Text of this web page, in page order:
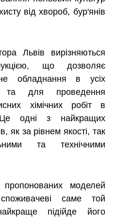
від хвороб, бур'янів
Львів вирізняються
що дозволяє
обладнання в усіх
та для проведення
хімічних робіт в
одні з найкращих
як за рівнем якості, так
та технічними
моделей
саме той
підійде його